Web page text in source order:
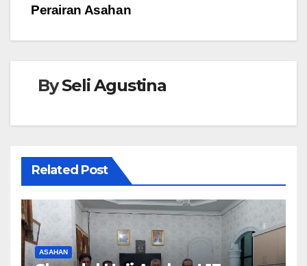
Perairan Asahan
BySeli Agustina
Related Post
ASAHAN